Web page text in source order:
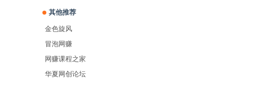
其他推荐
金色旋风
冒泡网赚
网赚课程之家
华夏网创论坛